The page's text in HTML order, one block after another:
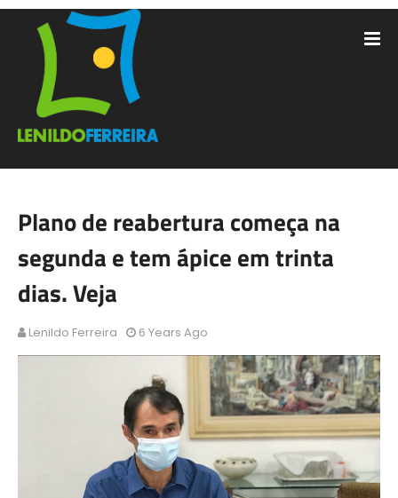
Plano de reabertura começa na
segunda e tem ápice em trinta
dias. Veja
Lenildo Ferreira 6 Years Ago